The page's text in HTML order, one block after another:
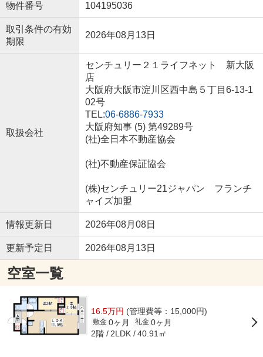
物件番号 104195036
取引条件の有効
期限
2026年08月13日
取扱会社
センチュリー２１ライフネット 新大阪
店
大阪府大阪市淀川区西中島５丁目6-13-1
02号
TEL:06-6886-7933
大阪府知事 (5) 第49289号
(社)全日本不動産協会
(社)不動産保証協会
(株)センチュリー21ジャパン フランチ
ャイズ加盟
情報更新日 2026年08月08日
更新予定日 2026年08月13日
空室一覧
16.5万円 (管理費等：15,000円)
敷金 0ヶ月 礼金 0ヶ月
2階 2LDK 40.91㎡